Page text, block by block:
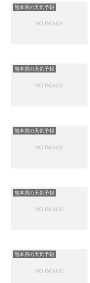
熊本県の天気予報
熊本県の天気予報
熊本県の天気予報
熊本県の天気予報
熊本県の天気予報